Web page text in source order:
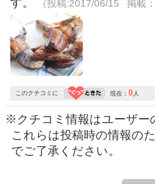
（投稿:2017/06/15 掲載
このクチコミに 現在： 0 人
※クチコミ情報はユーザー
これらは投稿時の情報の
でご了承ください。